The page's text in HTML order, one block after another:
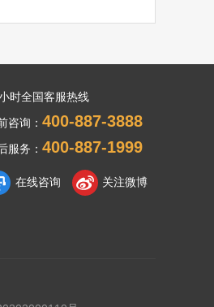
时全国客服热线
咨询： 400-887-3888
服务： 400-887-1999
在线咨询 关注微博